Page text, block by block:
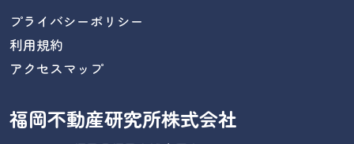
プライバシーポリシー
利用規約
アクセスマップ
福岡不動産研究所株式会社